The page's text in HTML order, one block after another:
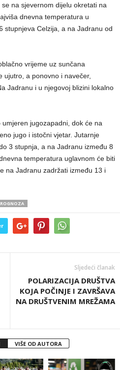
na sjevernom dijelu okretati na
dnevna temperatura u
stupnjeva Celzija, a na Jadranu od
vrijeme uz sunčana
ujutro, a ponovno i navečer,
Jadranu i u njegovoj blizini lokalno
jugozapadni, dok će na
jugo i istočni vjetar. Jutarnje
3 stupnja, a na Jadranu između 8
temperatura uglavnom će biti
na Jadranu zadržati između 13 i
Sljedeći članak
POLARIZACIJA DRUŠTVA
KOJA POČINJE I ZAVRŠAVA
NA DRUŠTVENIM MREŽAMA
VIŠE OD AUTORA